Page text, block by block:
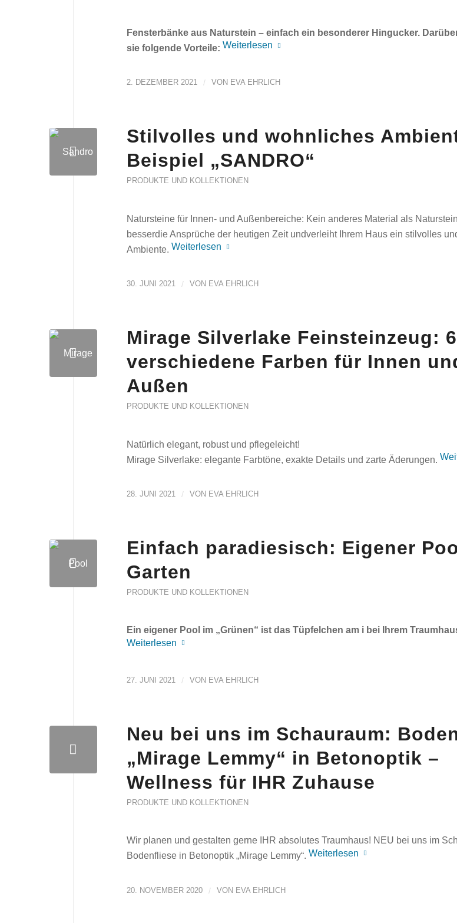
Fensterbänke aus Naturstein – einfach ein besonderer Hingucker.
sie folgende Vorteile: Weiterlesen
2. DEZEMBER 2021 / VON EVA EHRLICH
Stilvolles und wohnliches
Beispiel „SANDRO“
PRODUKTE UND KOLLEKTIONEN
Natursteine für Innen- und Außenbereiche: Kein anderes Material als
besserdie Ansprüche der heutigen Zeit undverleiht Ihrem Haus ein stilvolles
Ambiente. Weiterlesen
30. JUNI 2021 / VON EVA EHRLICH
Mirage Silverlake Feinsteinzeug: 6
verschiedene Farben für Innen
Außen
PRODUKTE UND KOLLEKTIONEN
Natürlich elegant, robust und pflegeleicht!
Mirage Silverlake: elegante Farbtöne, exakte Details und zarte Äderungen.
28. JUNI 2021 / VON EVA EHRLICH
Einfach paradiesisch: Eigener
Garten
PRODUKTE UND KOLLEKTIONEN
Ein eigener Pool im „Grünen“ ist das Tüpfelchen am i bei Ihrem
Weiterlesen
27. JUNI 2021 / VON EVA EHRLICH
Neu bei uns im Schauraum:
„Mirage Lemmy“ in Betonoptik –
Wellness für IHR Zuhause
PRODUKTE UND KOLLEKTIONEN
Wir planen und gestalten gerne IHR absolutes Traumhaus! NEU bei uns im
Bodenfliese in Betonoptik „Mirage Lemmy“. Weiterlesen
20. NOVEMBER 2020 / VON EVA EHRLICH